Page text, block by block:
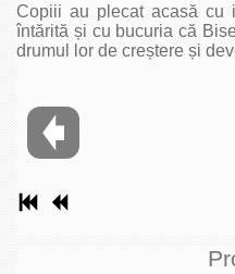
Copiii au plecat acasă cu
întărită și cu bucuria că
drumul lor de creștere și